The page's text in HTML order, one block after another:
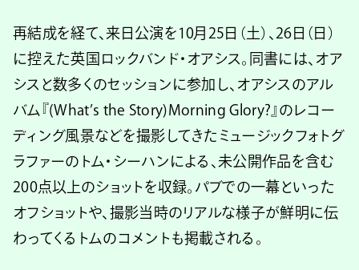
再結成を経て、来日公演を10月25日（土）、26日（日）
に控えた英国ロックバンド・オアシス。同書には、オア
シスと数多くのセッションに参加し、オアシスのアル
バム『(What’s the Story)Morning Glory?』のレコー
ディング風景などを撮影してきたミュージックフォトグ
ラファーのトム・シーハンによる、未公開作品を含む
200点以上のショットを収録。パブでの一幕といった
オフショットや、撮影当時のリアルな様子が鮮明に伝
わってくるトムのコメントも掲載される。